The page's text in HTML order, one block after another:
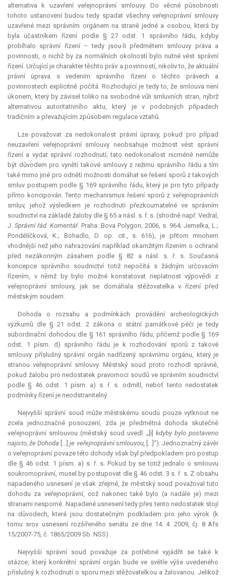
alternativa k uzavření veřejnoprávní smlouvy. Do věcné působnosti
tohoto ustanovení budou tedy spadat všechny veřejnoprávní smlouvy
uzavřené mezi správním orgánem na straně jedné a osobou, která by
byla účastníkem řízení podle § 27 odst. 1 správního řádu, kdyby
probíhalo správní řízení – tedy jsou-li předmětem smlouvy práva a
povinnosti, o nichž by za normálních okolností bylo nutné vést správní
řízení. Určující je charakter těchto práv a povinností, nikoliv to, že aktuální
právní úprava s vedením správního řízení o těchto právech a
povinnostech explicitně počítá. Rozhodující je tedy to, že smlouva není
úkonem, který by závisel toliko na svobodné vůli smluvních stran, nýbrž
alternativou autoritativního aktu, který je v podobných případech
tradičním a převažujícím způsobem regulace vztahů.
Lze považovat za nedokonalost právní úpravy, pokud pro případ
neuzavření veřejnoprávní smlouvy neobsahuje možnost vést správní
řízení a vydat správní rozhodnutí; tato nedokonalost nicméně nemůže
být důvodem pro vynětí takové smlouvy z režimu správního řádu a tím
také mimo jiné pro odnětí možnosti domáhat se řešení sporů z takových
smluv postupem podle § 169 správního řádu, který je pro tyto případy
přímo koncipován. Tento mechanismus řešení sporů z veřejnoprávních
smluv, jehož výsledkem je rozhodnutí přezkoumatelné ve správním
soudnictví na základě žaloby dle § 65 a násl. s. ř. s. (shodně např. Vedral,
J. Správní řád. Komentář. Praha: Bova Polygon, 2006, s. 964; Jemelka, L.;
Pondělíčková, K.; Bohadlo, D. op. cit., s. 616), je přitom mnohem
vhodnější než jeho nahrazování například okamžitým řízením o ochraně
před nezákonným zásahem podle § 82 a násl. s. ř. s. Současná
koncepce správního soudnictví totiž nepočítá s žádným určovacím
řízením, v němž by bylo možné konstatovat neplatnost výpovědi z
veřejnoprávní smlouvy, jak se domáhala stěžovatelka v řízení před
městským soudem.
Dohoda o rozsahu a podmínkách provádění archeologických
výzkumů dle § 21 odst. 2 zákona o státní památkové péči je tedy
subordinační dohodou dle § 161 správního řádu, přičemž podle § 169
odst. 1 písm. d) správního řádu je k rozhodování sporů z takové
smlouvy příslušný správní orgán nadřízený správnímu orgánu, který je
stranou veřejnoprávní smlouvy. Městský soud proto rozhodl správně,
pokud žalobu pro nedostatek pravomoci soudů ve správním soudnictví
podle § 46 odst. 1 písm. a) s. ř. s. odmítl, neboť tento nedostatek
podmínky řízení je neodstranitelný.
Nejvyšší správní soud může městskému soudu pouze vytknout ne
zcela jednoznačné posouzení, zda je předmětná dohoda skutečně
veřejnoprávní smlouvou (městský soud uvedl: „[i]kdyby bylo postaveno
najisto, že Dohoda [...]je veřejnoprávní smlouvou,[...]“). Jednoznačný závěr
o veřejnoprávní povaze této dohody však byl předpokladem pro postup
dle § 46 odst. 1 písm. a) s. ř. s. Pokud by se totiž jednalo o smlouvu
soukromoprávní, musel by postupovat dle § 46 odst. 3 s. ř. s. Z obsahu
napadeného usnesení je však zřejmé, že městský soud považoval tuto
dohodu za veřejnoprávní, což nakonec také bylo (a nadále je) mezi
stranami nesporné. Napadené usnesení tedy přes tento nedostatek stojí
na důvodech, které jsou dostatečným podkladem pro jeho výrok (k
tomu srov. usnesení rozšířeného senátu ze dne 14. 4. 2009, čj. 8 Afs
15/2007-75, č. 1865/2009 Sb. NSS).
Nejvyšší správní soud považuje za potřebné vyjádřit se také k
otázce, který konkrétní správní orgán bude ve světle výše uvedeného
příslušný k rozhodnutí o sporu mezi stěžovatelkou a žalovanou. Jelikož